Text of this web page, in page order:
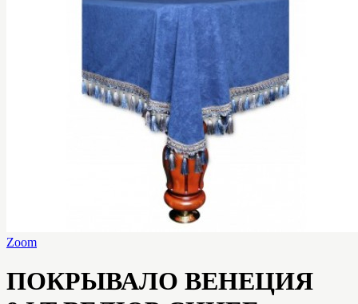
Zoom
ПОКРЫВАЛО ВЕНЕЦИЯ